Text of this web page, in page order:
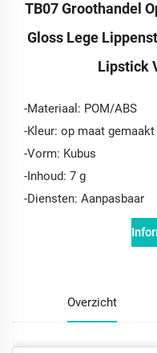
TB07 Groothandel
Gloss Lege
Lipstick
-Materiaal: POM/ABS
-Kleur: op maat gemaakt
-Vorm: Kubus
-Inhoud: 7 g
-Diensten: Aanpasbaar
Overzicht